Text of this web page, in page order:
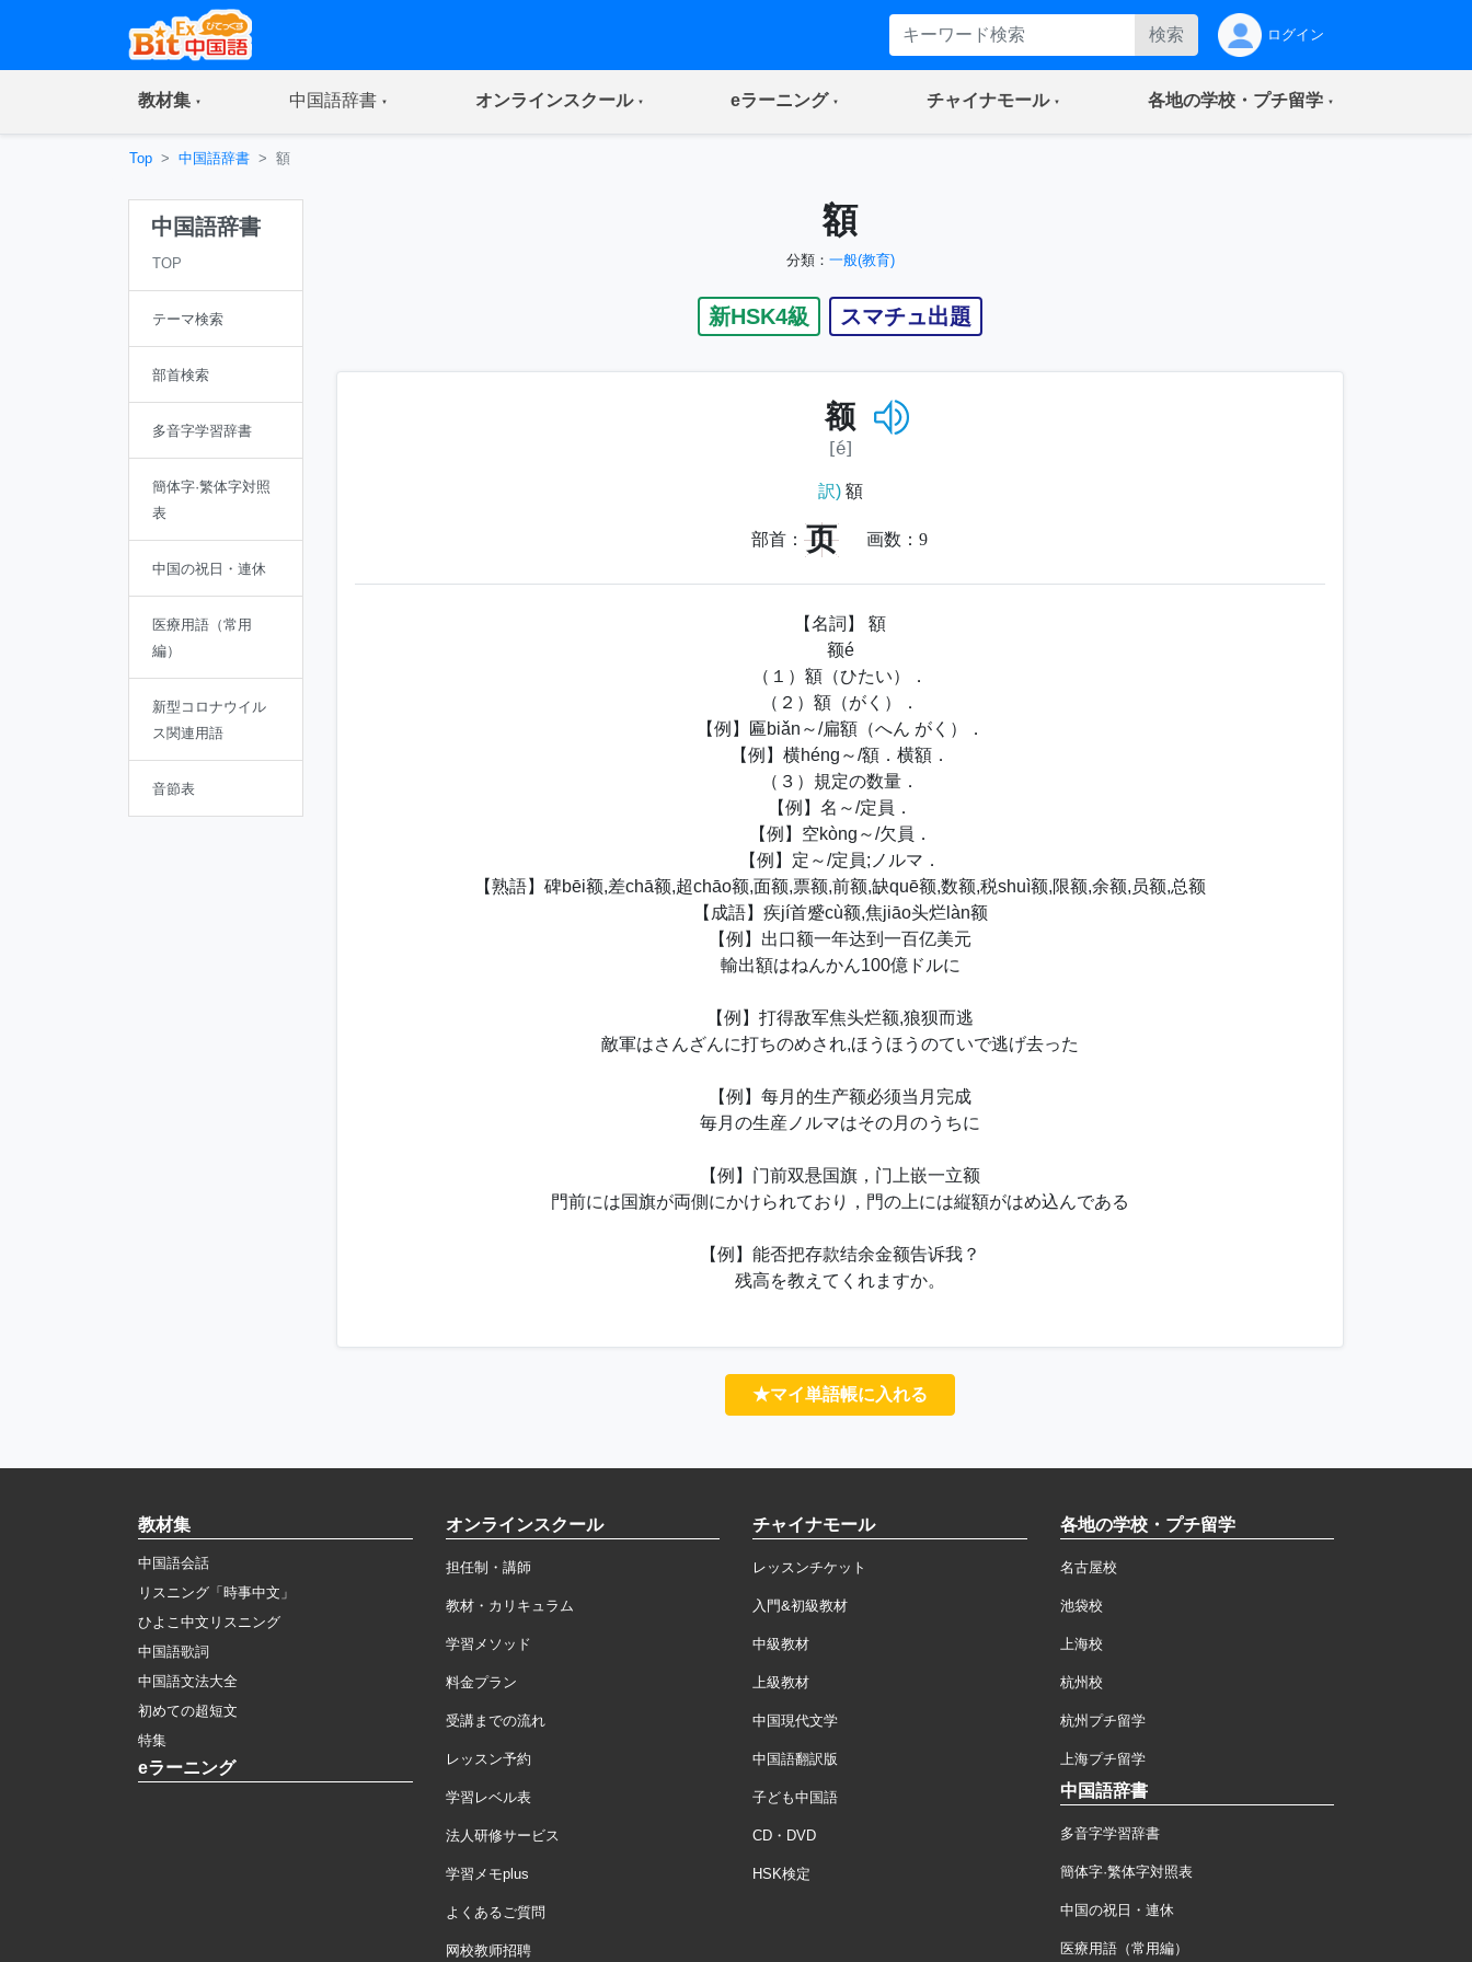
検索 ログイン
教材集(current) 中国語辞書(current) オンラインスクール(current) eラーニング(current) チャイナモール(current) 各地の学校・プチ留学(current)
Top 中国語辞書 額
中国語辞書
TOP
テーマ検索
部首検索
多音字学習辞書
簡体字·繁体字対照
表
中国の祝日・連休
医療用語（常用
編）
新型コロナウイル
ス関連用語
音節表
額
分類： 一般(教育)
新HSK4級 スマチュ出題
额
[é]
訳)額
部首： 页 画数： 9
【名詞】 額
额é
（１）額（ひたい）．
（２）額（がく）．
【例】匾biǎn～/扁額（へん がく）．
【例】横héng～/額．横額．
（３）規定の数量．
【例】名～/定員．
【例】空kòng～/欠員．
【例】定～/定員;ノルマ．
【熟語】碑bēi额,差chā额,超chāo额,面额,票额,前额,缺quē额,数额,税shuì额,限额,余额,员额,总额
【成語】疾jí首蹙cù额,焦jiāo头烂làn额
【例】出口额一年达到一百亿美元
輸出額はねんかん100億ドルに
【例】打得敌军焦头烂额,狼狈而逃
敵軍はさんざんに打ちのめされ,ほうほうのていで逃げ去った
【例】每月的生产额必须当月完成
毎月の生産ノルマはその月のうちに
【例】门前双悬国旗，门上嵌一立额
門前には国旗が両側にかけられており，門の上には縦額がはめ込んである
【例】能否把存款结余金额告诉我？
残高を教えてくれますか。
★マイ単語帳に入れる
教材集
中国語会話
リスニング「時事中文」
ひよこ中文リスニング
中国語歌詞
中国語文法大全
初めての超短文
特集
eラーニング
オンラインスクール
担任制・講師
教材・カリキュラム
学習メソッド
料金プラン
受講までの流れ
レッスン予約
学習レベル表
法人研修サービス
学習メモplus
よくあるご質問
网校教师招聘
チャイナモール
レッスンチケット
入門&初級教材
中級教材
上級教材
中国現代文学
中国語翻訳版
子ども中国語
CD・DVD
HSK検定
各地の学校・プチ留学
名古屋校
池袋校
上海校
杭州校
杭州プチ留学
上海プチ留学
中国語辞書
多音字学習辞書
簡体字·繁体字対照表
中国の祝日・連休
医療用語（常用編）